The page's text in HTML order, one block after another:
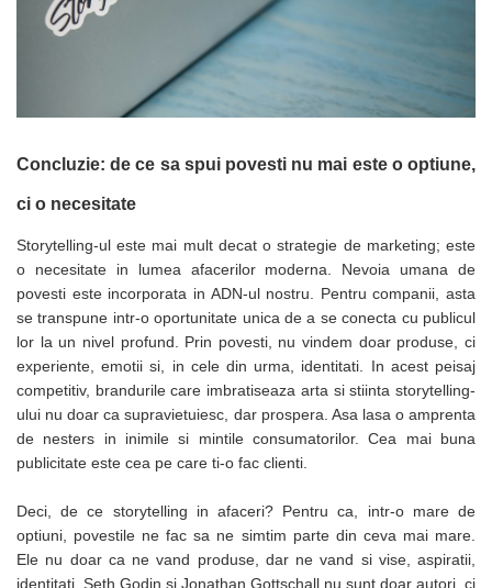
Plaja si relaxare
Lanyards si brelocuri
Unelte multifunctionale si bricege
Seturi si scule de baza
Masurare si taiere
Lampi portabile
Lanterne, lampi si accesorii
Pentru masini, biciclete si prim
ajutor
Noutati si inovatii
Promotii si reduceri
LICHIDARE DE STOC
Concluzie: de ce sa spui povesti nu mai este o optiune,
ci o necesitate
Storytelling-ul este mai mult decat o strategie de marketing; este
o necesitate in lumea afacerilor moderna. Nevoia umana de
povesti este incorporata in ADN-ul nostru. Pentru companii, asta
se transpune intr-o oportunitate unica de a se conecta cu publicul
lor la un nivel profund. Prin povesti, nu vindem doar produse, ci
experiente, emotii si, in cele din urma, identitati. In acest peisaj
competitiv, brandurile care imbratiseaza arta si stiinta storytelling-
ului nu doar ca supravietuiesc, dar prospera. Asa lasa o amprenta
de nesters in inimile si mintile consumatorilor. Cea mai buna
publicitate este cea pe care ti-o fac clienti.
Deci, de ce storytelling in afaceri? Pentru ca, intr-o mare de
optiuni, povestile ne fac sa ne simtim parte din ceva mai mare.
Ele nu doar ca ne vand produse, dar ne vand si vise, aspiratii,
identitati. Seth Godin si Jonathan Gottschall nu sunt doar autori, ci